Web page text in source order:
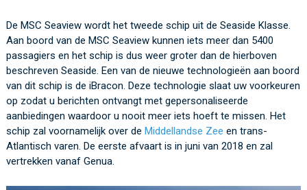
De MSC Seaview wordt het tweede schip uit de Seaside Klasse.
Aan boord van de MSC Seaview kunnen iets meer dan 5400
passagiers en het schip is dus weer groter dan de hierboven
beschreven Seaside. Een van de nieuwe technologieën aan boord
van dit schip is de iBracon. Deze technologie slaat uw voorkeuren
op zodat u berichten ontvangt met gepersonaliseerde
aanbiedingen waardoor u nooit meer iets hoeft te missen. Het
schip zal voornamelijk over de Middellandse Zee en trans-
Atlantisch varen. De eerste afvaart is in juni van 2018 en zal
vertrekken vanaf Genua.